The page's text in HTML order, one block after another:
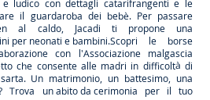
ludico con dettagli catarifrangenti e le
il guardaroba dei bebè. Per passare
al caldo, Jacadi ti propone una
per neonati e bambini.Scopri le borse
con l'Associazione malgascia
che consente alle madri in difficoltà di
Un matrimonio, un battesimo, una
Trova un abito da cerimonia per il tuo